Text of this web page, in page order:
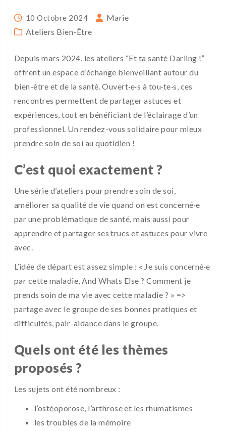
10 Octobre 2024
Marie
Ateliers Bien-Être
Depuis mars 2024, les ateliers “Et ta santé Darling !”
offrent un espace d’échange bienveillant autour du
bien-être et de la santé. Ouvert·e·s à tou·te·s, ces
rencontres permettent de partager astuces et
expériences, tout en bénéficiant de l’éclairage d’un
professionnel. Un rendez-vous solidaire pour mieux
prendre soin de soi au quotidien !
C’est quoi exactement ?
Une série d’ateliers pour prendre soin de soi,
améliorer sa qualité de vie quand on est concerné·e
par une problématique de santé, mais aussi pour
apprendre et partager ses trucs et astuces pour vivre
avec.
L’idée de départ est assez simple : « Je suis concerné·e
par cette maladie, And Whats Else ? Comment je
prends soin de ma vie avec cette maladie ? » =>
partage avec le groupe de ses bonnes pratiques et
difficultés, pair-aidance dans le groupe.
Quels ont été les thèmes
proposés ?
Les sujets ont été nombreux :
l’ostéoporose, l’arthrose et les rhumatismes
les troubles de la mémoire